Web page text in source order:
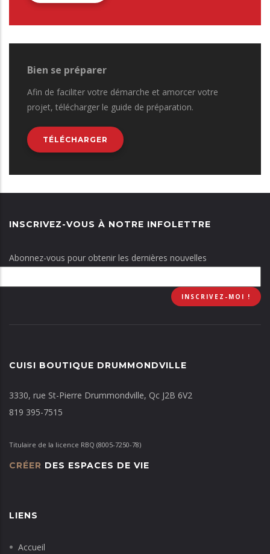
Bien se préparer
Afin de faciliter votre démarche et amorcer votre
projet, télécharger le guide de préparation.
TÉLÉCHARGER
INSCRIVEZ-VOUS À NOTRE INFOLETTRE
Abonnez-vous pour obtenir les dernières nouvelles
CUISI BOUTIQUE DRUMMONDVILLE
3330, rue St-Pierre Drummondville, Qc J2B 6V2
819 395-7515
Titulaire de la licence RBQ (8005-7250-78)
CRÉER DES ESPACES DE VIE
LIENS
Accueil